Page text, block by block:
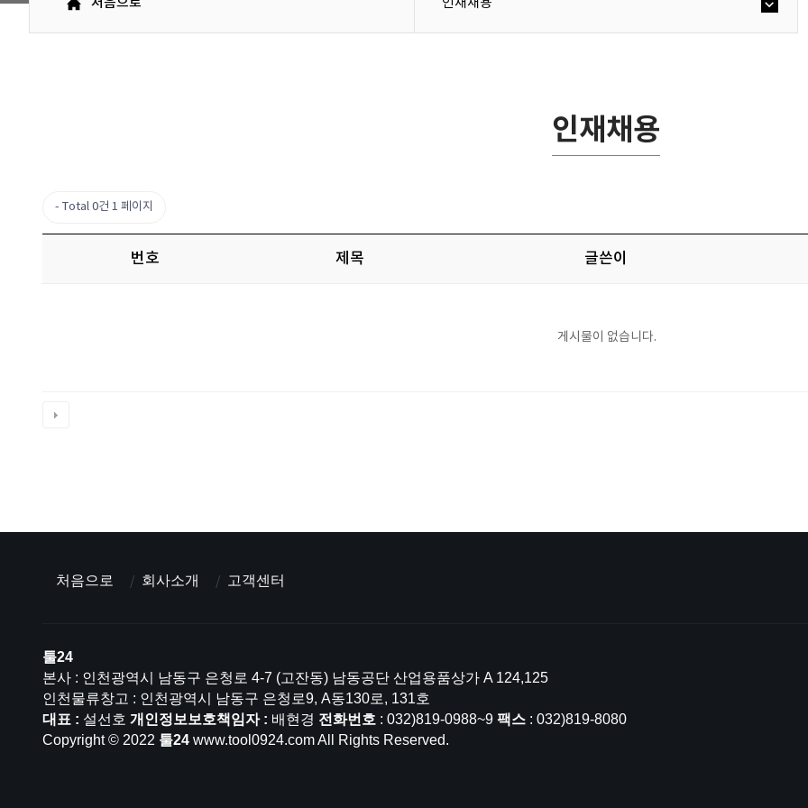
처음으로 인재채용
인재채용
Total 0건 1 페이지
번호 제목 글쓴이
게시물이 없습니다.
처음으로 회사소개 고객센터
툴24
본사 : 인천광역시 남동구 은청로 4-7 (고잔동) 남동공단 산업용품상가 A 124,125
인천물류창고 : 인천광역시 남동구 은청로9, A동130로, 131호
대표 : 설선호 개인정보보호책임자 : 배현경 전화번호 : 032)819-0988~9 팩스 : 032)819-8080
Copyright © 2022 툴24 www.tool0924.com All Rights Reserved.